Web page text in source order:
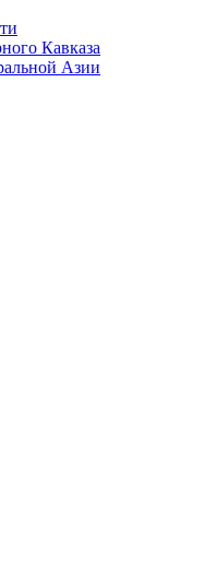
Кавказа
Азии